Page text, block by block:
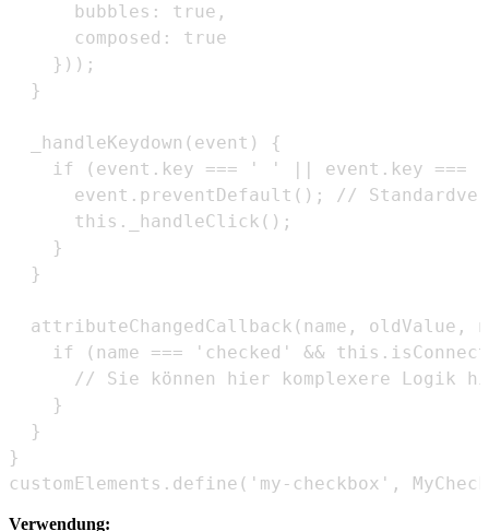
customElements.define('my-checkbox',
Verwendung: